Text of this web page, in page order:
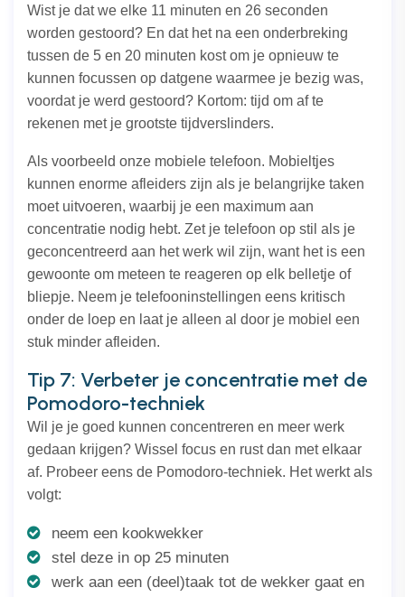
Wist je dat we elke 11 minuten en 26 seconden
worden gestoord? En dat het na een onderbreking
tussen de 5 en 20 minuten kost om je opnieuw te
kunnen focussen op datgene waarmee je bezig was,
voordat je werd gestoord? Kortom: tijd om af te
rekenen met je grootste tijdverslinders.
Als voorbeeld onze mobiele telefoon. Mobieltjes
kunnen enorme afleiders zijn als je belangrijke taken
moet uitvoeren, waarbij je een maximum aan
concentratie nodig hebt. Zet je telefoon op stil als je
geconcentreerd aan het werk wil zijn, want het is een
gewoonte om meteen te reageren op elk belletje of
bliepje. Neem je telefooninstellingen eens kritisch
onder de loep en laat je alleen al door je mobiel een
stuk minder afleiden.
Tip 7: Verbeter je concentratie met de
Pomodoro-techniek
Wil je je goed kunnen concentreren en meer werk
gedaan krijgen? Wissel focus en rust dan met elkaar
af. Probeer eens de Pomodoro-techniek. Het werkt als
volgt:
neem een kookwekker
stel deze in op 25 minuten
werk aan een (deel)taak tot de wekker gaat en